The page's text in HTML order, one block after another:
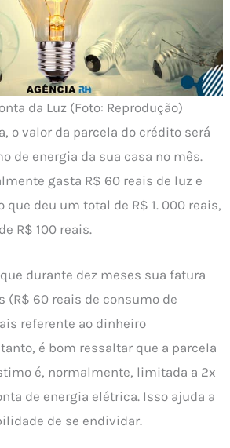
da Luz (Foto: Reprodução)
o valor da parcela do crédito será
de energia da sua casa no mês.
gasta R$ 60 reais de luz e
deu um total de R$ 1. 000 reais,
R$ 100 reais.
durante dez meses sua fatura
(R$ 60 reais de consumo de
referente ao dinheiro
é bom ressaltar que a parcela
é, normalmente, limitada a 2x
de energia elétrica. Isso ajuda a
de se endividar.